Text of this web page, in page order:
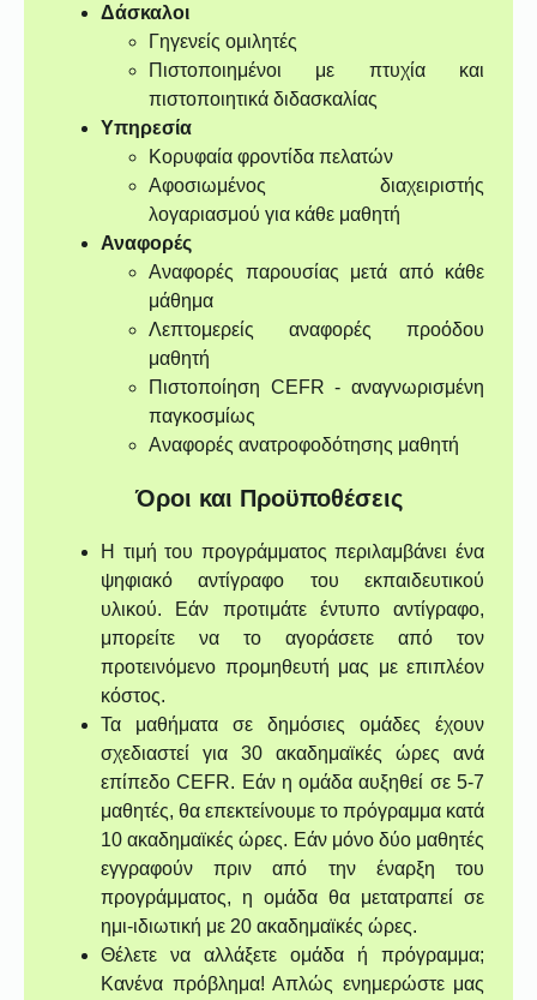
Δάσκαλοι
Γηγενείς ομιλητές
Πιστοποιημένοι με πτυχία και
πιστοποιητικά διδασκαλίας
Υπηρεσία
Κορυφαία φροντίδα πελατών
Αφοσιωμένος διαχειριστής
λογαριασμού για κάθε μαθητή
Αναφορές
Αναφορές παρουσίας μετά από κάθε
μάθημα
Λεπτομερείς αναφορές προόδου
μαθητή
Πιστοποίηση CEFR - αναγνωρισμένη
παγκοσμίως
Αναφορές ανατροφοδότησης μαθητή
Όροι και Προϋποθέσεις
Η τιμή του προγράμματος περιλαμβάνει ένα
ψηφιακό αντίγραφο του εκπαιδευτικού
υλικού. Εάν προτιμάτε έντυπο αντίγραφο,
μπορείτε να το αγοράσετε από τον
προτεινόμενο προμηθευτή μας με επιπλέον
κόστος.
Τα μαθήματα σε δημόσιες ομάδες έχουν
σχεδιαστεί για 30 ακαδημαϊκές ώρες ανά
επίπεδο CEFR. Εάν η ομάδα αυξηθεί σε 5-7
μαθητές, θα επεκτείνουμε το πρόγραμμα κατά
10 ακαδημαϊκές ώρες. Εάν μόνο δύο μαθητές
εγγραφούν πριν από την έναρξη του
προγράμματος, η ομάδα θα μετατραπεί σε
ημι-ιδιωτική με 20 ακαδημαϊκές ώρες.
Θέλετε να αλλάξετε ομάδα ή πρόγραμμα;
Κανένα πρόβλημα! Απλώς ενημερώστε μας